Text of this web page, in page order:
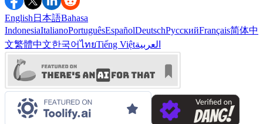
English 日本語Bahasa
IndonesiaItalianoPortuguêsEspañolDeutschРусскийFrançais简体中
文繁體中文한국어ไทยTiếng Việtالعربية